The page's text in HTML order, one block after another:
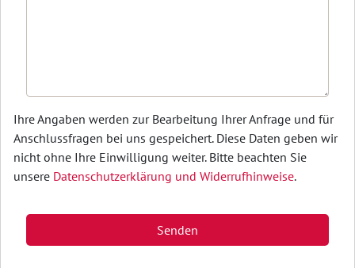
Ihre Angaben werden zur Bearbeitung Ihrer Anfrage und für
Anschlussfragen bei uns gespeichert. Diese Daten geben wir
nicht ohne Ihre Einwilligung weiter. Bitte beachten Sie
unsere Datenschutzerklärung und Widerrufhinweise.
Senden